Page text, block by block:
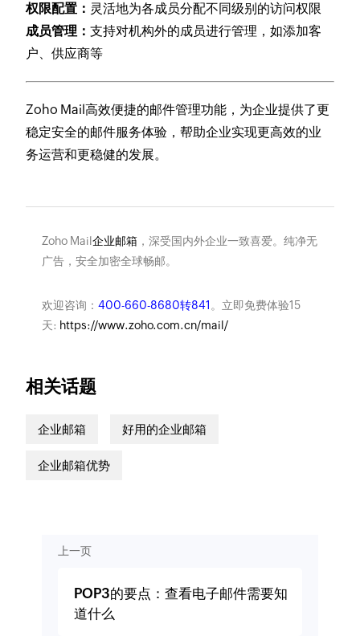
权限配置： 灵活地为各成员分配不同级别的访问权限
成员管理：支持对机构外的成员进行管理，如添加客
户、供应商等
Zoho Mail高效便捷的邮件管理功能，为企业提供了更
稳定安全的邮件服务体验，帮助企业实现更高效的业
务运营和更稳健的发展。
Zoho Mail企业邮箱，深受国内外企业一致喜爱。纯净无
广告，安全加密全球畅邮。
欢迎咨询： 400-660-8680转841 。立即免费体验15
天: https://www.zoho.com.cn/mail/
相关话题
企业邮箱 好用的企业邮箱
企业邮箱优势
上一页
POP3的要点：查看电子邮件需要知
道什么